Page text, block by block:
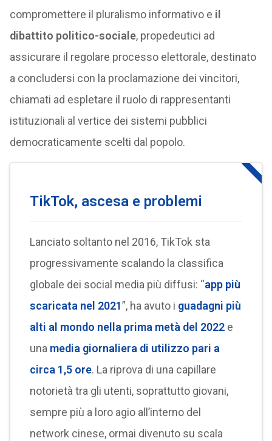
compromettere il pluralismo informativo e il
dibattito politico-sociale, propedeutici ad
assicurare il regolare processo elettorale, destinato
a concludersi con la proclamazione dei vincitori,
chiamati ad espletare il ruolo di rappresentanti
istituzionali al vertice dei sistemi pubblici
democraticamente scelti dal popolo.
TikTok, ascesa e problemi
Lanciato soltanto nel 2016, TikTok sta
progressivamente scalando la classifica
globale dei social media più diffusi: “app più
scaricata nel 2021”, ha avuto i guadagni più
alti al mondo nella prima metà del 2022e
una media giornaliera di utilizzo pari a
circa 1,5 ore. La riprova di una capillare
notorietà tra gli utenti, soprattutto giovani,
sempre più a loro agio all’interno del
network cinese, ormai divenuto su scala